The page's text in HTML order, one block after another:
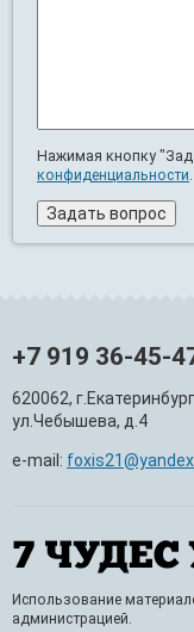
Нажимая кнопку
конфиденциальности.
+7 919 36-45-
620062,
ул.Чебышева, д.4
e-mail:
Использование
администрацией.